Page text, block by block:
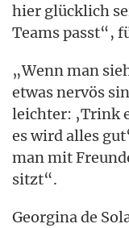
hier glücklich
Teams passt“,
„Wenn man
etwas nervös
leichter: ‚Trink
es wird alles
man mit
sitzt“.
Georgina de